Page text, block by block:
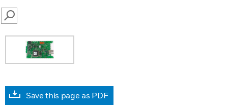
SEARCH
Save this page as PDF